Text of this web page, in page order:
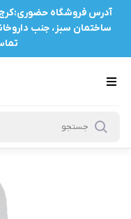
آدرس فروشگاه حضوری:کرج،
ساختمان سبز، جنب
تماس: